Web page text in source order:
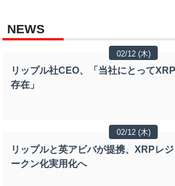
NEWS
02/12 (木)
リップル社CEO、「当社にとって
存在」
02/12 (木)
リップルと英アビバが提携、XRPレ
ークン化実用化へ